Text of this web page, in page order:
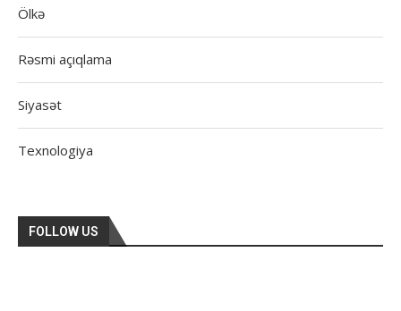
Ölkə
Rəsmi açıqlama
Siyasət
Texnologiya
FOLLOW US